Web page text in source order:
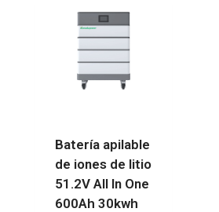
Batería apilable
de iones de litio
51.2V All In One
600Ah 30kwh